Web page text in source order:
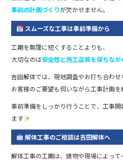
事前の計画づくりが欠かせません。
スムーズな工事は事前準備から
工期を無理に短くすることよりも、
大切なのは安全性と施工品質を保ちな
吉田解体では、現地調査やお打ち合わせ
お客様のご要望も伺いながら工事計画を
事前準備をしっかり行うことで、工事
ます
解体工事のご相談は吉田解体へ
解体工事の工期は、建物や現場によっ